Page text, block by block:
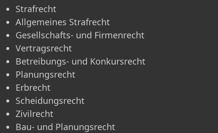
Strafrecht
Allgemeines Strafrecht
Gesellschafts- und Firmenrecht
Vertragsrecht
Betreibungs- und Konkursrecht
Planungsrecht
Erbrecht
Scheidungsrecht
Zivilrecht
Bau- und Planungsrecht